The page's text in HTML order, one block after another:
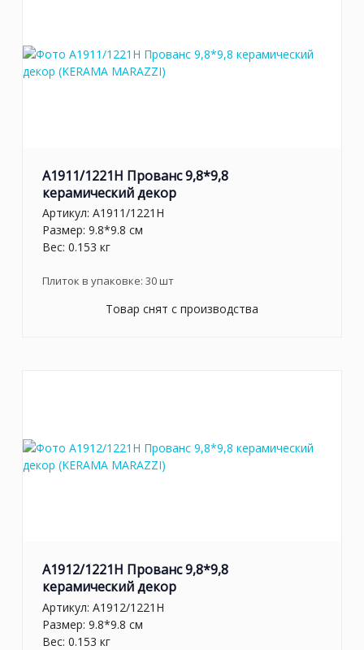
A1911/1221H Прованс 9,8*9,8
керамический декор
Артикул: A1911/1221H
Размер: 9.8*9.8 см
Вес: 0.153 кг
Плиток в упаковке: 30шт
Товар снят с производства
A1912/1221H Прованс 9,8*9,8
керамический декор
Артикул: A1912/1221H
Размер: 9.8*9.8 см
Вес: 0.153 кг